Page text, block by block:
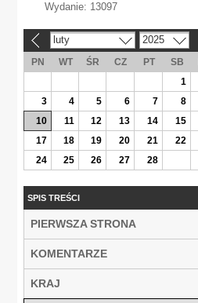
Wydanie: 13097
luty 2025
PN WT ŚR CZ PT SB
1
3
4 5 6 7 8
10
11 12 13 14 15
17
18 19 20 21 22
24
25 26 27 28
SPIS TREŚCI
PIERWSZA STRONA
KOMENTARZE
KRAJ